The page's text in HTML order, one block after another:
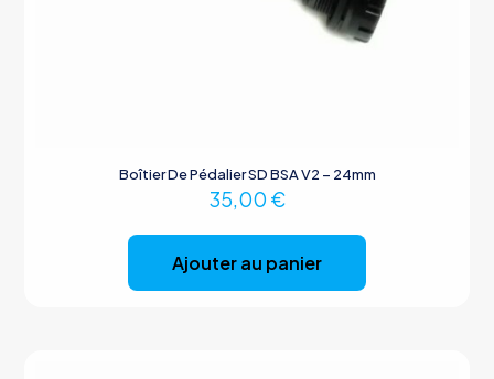
Boîtier De Pédalier SD BSA V2 – 24mm
35,00 €
Ajouter au panier